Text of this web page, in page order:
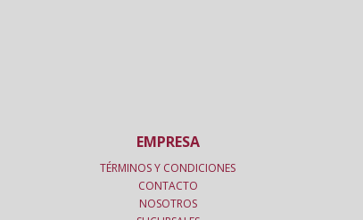
EMPRESA
TÉRMINOS Y CONDICIONES
CONTACTO
NOSOTROS